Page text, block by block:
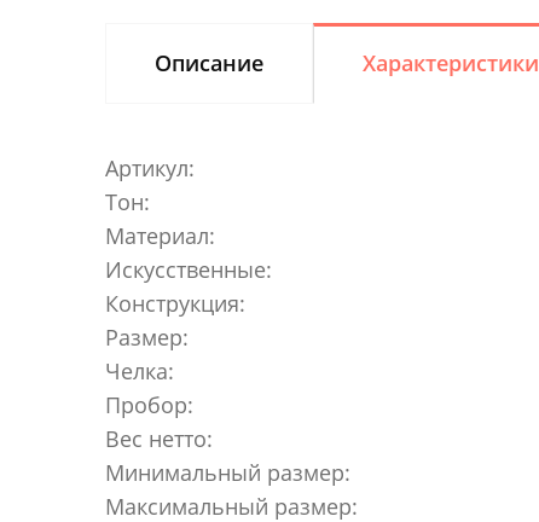
Описание Характеристики
Артикул:
Тон:
Материал:
Искусственные:
Конструкция:
Размер:
Челка:
Пробор:
Вес нетто:
Минимальный размер:
Максимальный размер: